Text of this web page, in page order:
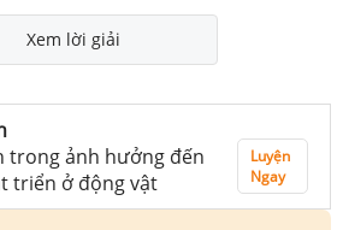
Xem lời giải
trong ảnh hưởng đến
triển ở động vật
Luyện
Ngay